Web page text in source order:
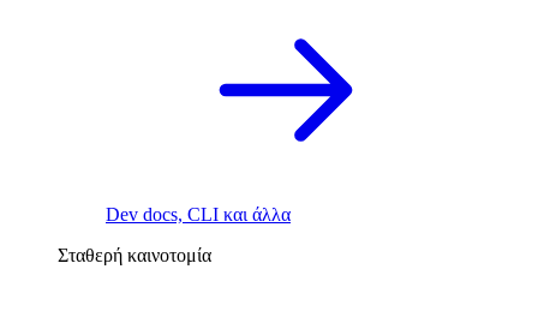
Dev docs, CLI και άλλα
Σταθερή καινοτομία